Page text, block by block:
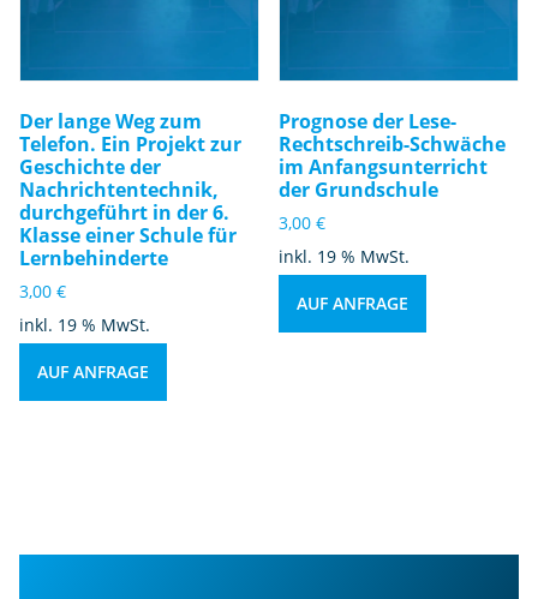
Der lange Weg zum
Telefon. Ein Projekt zur
Geschichte der
Nachrichtentechnik,
durchgeführt in der 6.
Klasse einer Schule für
Lernbehinderte
3,00 €
inkl. 19 % MwSt.
AUF ANFRAGE
Prognose der Lese-
Rechtschreib-Schwäche
im Anfangsunterricht
der Grundschule
3,00€
inkl. 19 % MwSt.
AUF ANFRAGE